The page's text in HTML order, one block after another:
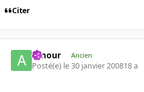
Citer
Amour Ancien
Posté(e) le 30 janvier 200818 a